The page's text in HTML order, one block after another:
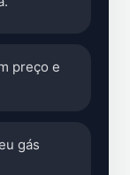
preço e
gás